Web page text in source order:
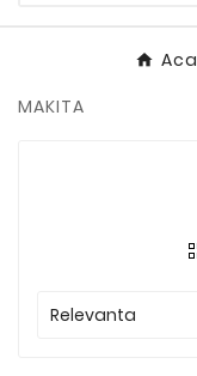
MAKITA
Relevanta